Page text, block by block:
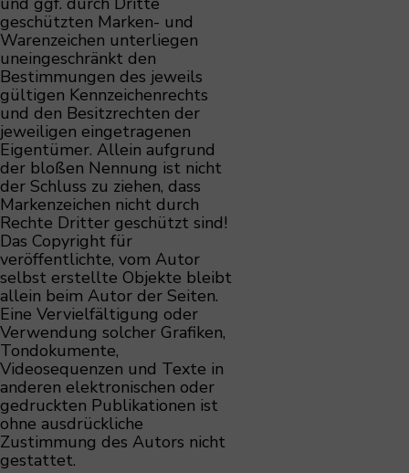
geschützten Marken- und
Warenzeichen unterliegen
uneingeschränkt den
Bestimmungen des jeweils
gültigen Kennzeichenrechts
und den Besitzrechten der
jeweiligen eingetragenen
Eigentümer. Allein aufgrund
der bloßen Nennung ist nicht
der Schluss zu ziehen, dass
Markenzeichen nicht durch
Rechte Dritter geschützt sind!
Das Copyright für
veröffentlichte, vom Autor
selbst erstellte Objekte bleibt
allein beim Autor der Seiten.
Eine Vervielfältigung oder
Verwendung solcher Grafiken,
Tondokumente,
Videosequenzen und Texte in
anderen elektronischen oder
gedruckten Publikationen ist
ohne ausdrückliche
Zustimmung des Autors nicht
gestattet.